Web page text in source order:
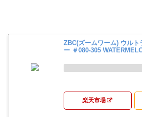
ZBC(ズームワーム) ウルト
ー ＃080-305
楽天市場